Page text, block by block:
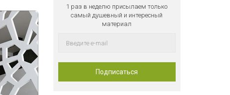
1 раз в неделю присылаем только
самый душевный и интересный
материал